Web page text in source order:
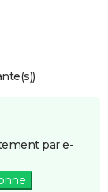
par e-